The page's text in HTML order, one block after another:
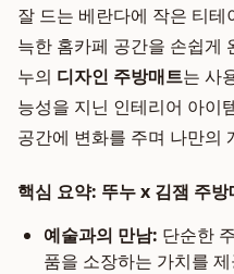
잘 드는 베란다에 작은 티
늑한 홈카페 공간을 손쉽게
누의 디자인 주방매트는 사
능성을 지닌 인테리어 아이
공간에 변화를 주며 나만의
핵심 요약: 뚜누 x 김잼 주
예술과의 만남: 단순한
품을 소장하는 가치를